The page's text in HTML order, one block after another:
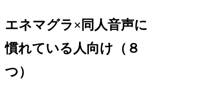
エネマグラ×同人音声に
慣れている人向け（８
つ）